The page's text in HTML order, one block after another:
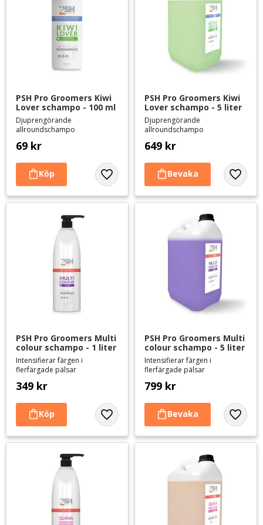
PSH Pro Groomers Kiwi
Lover schampo - 100 ml
Djuprengörande
allroundschampo
69 kr
Lägg till i favoriter
PSH Pro Groomers Kiwi
Lover schampo - 5 liter
Djuprengörande
allroundschampo
649 kr
Lägg
PSH Pro Groomers Multi
colour schampo - 1 liter
Intensifierar färgen i
flerfärgade pälsar
349 kr
Lägg till i favoriter
PSH Pro Groomers Multi
colour schampo - 5 liter
Intensifierar färgen i
flerfärgade pälsar
799 kr
Lägg